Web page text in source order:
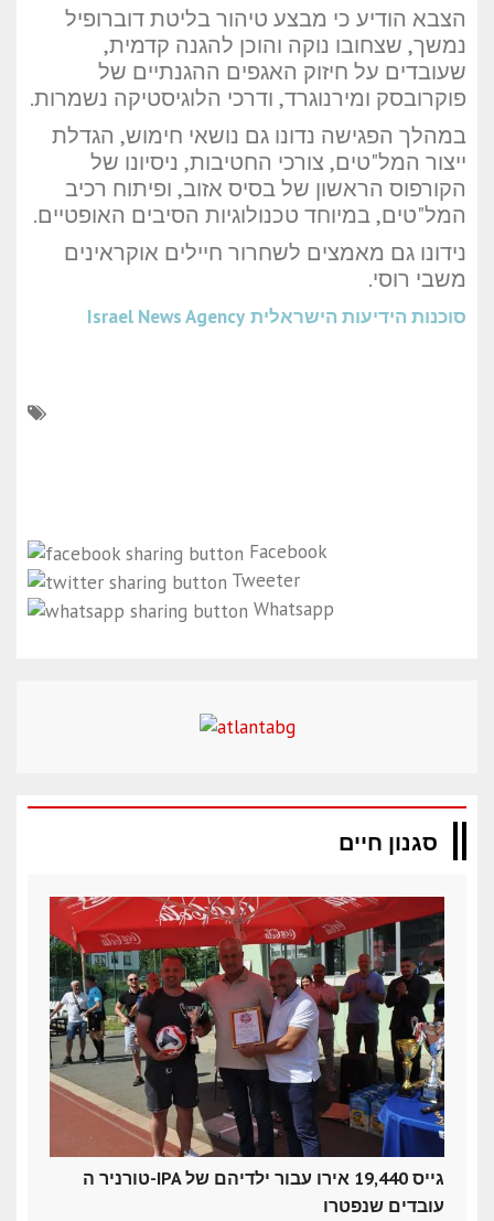
הצבא הודיע כי מבצע טיהור בליטת דוברופיל
נמשך, שצחובו נוקה והוכן להגנה קדמית,
שעובדים על חיזוק האגפים ההגנתיים של
פוקרובסק ומירנוגרד, ודרכי הלוגיסטיקה נשמרות.
במהלך הפגישה נדונו גם נושאי חימוש, הגדלת
ייצור המל"טים, צורכי החטיבות, ניסיונו של
הקורפוס הראשון של בסיס אזוב, ופיתוח רכיב
המל"טים, במיוחד טכנולוגיות הסיבים האופטיים.
נידונו גם מאמצים לשחרור חיילים אוקראינים
משבי רוסי.
סוכנות הידיעות הישראלית Israel News Agency
Facebook
Tweeter
Whatsapp
סגנון חיים
טורניר ה-IPA גייס 19,440 אירו עבור ילדיהם של
עובדים שנפטרו